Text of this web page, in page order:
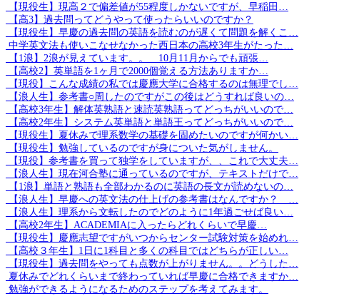
【現役生】現高２で偏差値が55程度しかないですが、早稲田…
【高3】過去問ってどうやって使ったらいいのですか？
【現役生】早慶の過去問の英語を読むのが遅くて問題を解くこ…
中学英文法も使いこなせなかった西日本の高校3年生がたった…
【1浪】2浪が見えています。。 10月11月からでも頑張…
【高校2】英単語を1ヶ月で2000個覚える方法ありますか…
【現役】こんな成績の私では慶應大学に合格するのは無理でし…
【浪人生】参考書○周したのですがこの後はどうすれば良いの…
【高校3年生】解体英熟語と速読英熟語ってどっちがいいので…
【高校2年生】システム英単語と単語王ってどっちがいいので…
【現役生】夏休みで理系数学の基礎を固めたいのですが何かい…
【現役生】勉強しているのですが身についた気がしません。
【現役】参考書を買って独学をしていますが、、これで大丈夫…
【浪人生】現在河合塾に通っているのですが、テキストだけで…
【1浪】単語と熟語も全部わかるのに英語の長文が読めないの…
【浪人生】早慶への英文法の仕上げの参考書はなんですか？ …
【浪人生】理系から文転したのでどのように1年過ごせば良い…
【高校2年生】ACADEMIAに入ったらどれくらいで早慶…
【現役生】慶應志望ですがいつからセンター試験対策を始めれ…
【高校３年生】1日に1科目と多くの科目ではどちらが正しい…
【現役生】過去問をやっても点数が上がりません。。どうした…
夏休みでどれくらいまで終わっていれば早慶に合格できますか…
勉強ができるようになるためのステップを考えてみます。